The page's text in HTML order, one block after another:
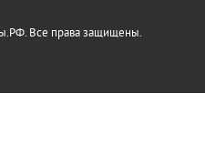
Все права защищены.